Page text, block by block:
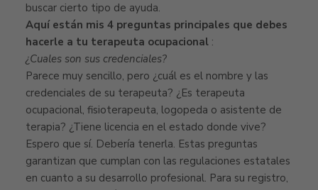
buscar cierto tipo de ayuda.
Aquí están mis 4 preguntas principales que debes
hacerle a tu terapeuta ocupacional :
¿Cuales son sus credenciales?
Parece muy sencillo, pero ¿cuál es el nombre y las
credenciales de su terapeuta? ¿Es terapeuta
ocupacional, fisioterapeuta, logopeda o asistente de
terapia? ¿Tiene licencia en el estado donde vive?
Espero que sí. Debería tenerla. Estas preguntas
garantizan que cumplan con las regulaciones estatales
en cuanto a su desarrollo profesional. Para su registro,